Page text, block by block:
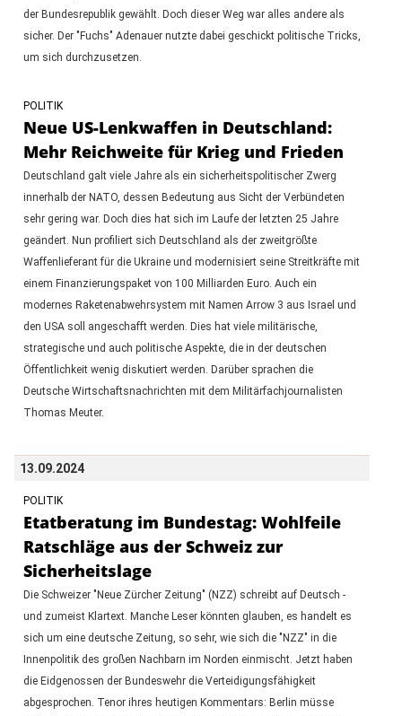
der Bundesrepublik gewählt. Doch dieser Weg war alles andere als
sicher. Der "Fuchs" Adenauer nutzte dabei geschickt politische Tricks,
um sich durchzusetzen.
POLITIK
Neue US-Lenkwaffen in Deutschland:
Mehr Reichweite für Krieg und Frieden
Deutschland galt viele Jahre als ein sicherheitspolitischer Zwerg
innerhalb der NATO, dessen Bedeutung aus Sicht der Verbündeten
sehr gering war. Doch dies hat sich im Laufe der letzten 25 Jahre
geändert. Nun profiliert sich Deutschland als der zweitgrößte
Waffenlieferant für die Ukraine und modernisiert seine Streitkräfte mit
einem Finanzierungspaket von 100 Milliarden Euro. Auch ein
modernes Raketenabwehrsystem mit Namen Arrow 3 aus Israel und
den USA soll angeschafft werden. Dies hat viele militärische,
strategische und auch politische Aspekte, die in der deutschen
Öffentlichkeit wenig diskutiert werden. Darüber sprachen die
Deutsche Wirtschaftsnachrichten mit dem Militärfachjournalisten
Thomas Meuter.
13.09.2024
POLITIK
Etatberatung im Bundestag: Wohlfeile
Ratschläge aus der Schweiz zur
Sicherheitslage
Die Schweizer "Neue Zürcher Zeitung" (NZZ) schreibt auf Deutsch -
und zumeist Klartext. Manche Leser könnten glauben, es handelt es
sich um eine deutsche Zeitung, so sehr, wie sich die "NZZ" in die
Innenpolitik des großen Nachbarn im Norden einmischt. Jetzt haben
die Eidgenossen der Bundeswehr die Verteidigungsfähigkeit
abgesprochen. Tenor ihres heutigen Kommentars: Berlin müsse